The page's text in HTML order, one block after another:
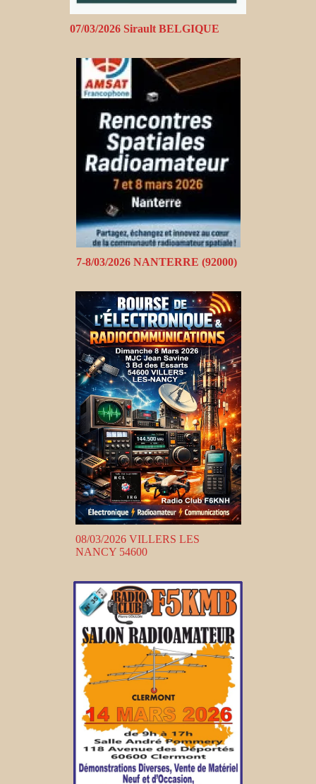
07/03/2026 Sirault BELGIQUE
7-8/03/2026 NANTERRE (92000)
08/03/2026 VILLERS LES
NANCY 54600